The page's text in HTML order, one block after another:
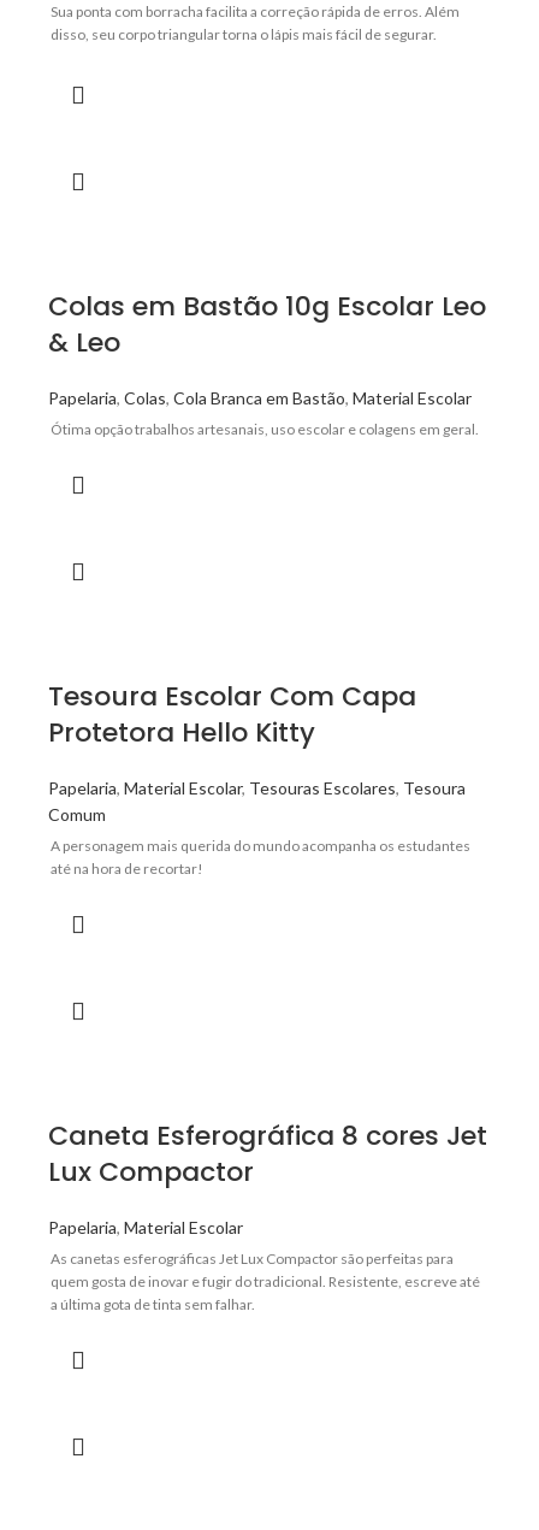
Sua ponta com borracha facilita a correção rápida de erros. Além
disso, seu corpo triangular torna o lápis mais fácil de segurar.
lápis corretamente. Sua forma ergonômica ajuda a dominar a pegada
Colas em Bastão 10g Escolar Leo
& Leo
Papelaria, Colas, Cola Branca em Bastão, Material Escolar
Ótima opção trabalhos artesanais, uso escolar e colagens em geral.
Tesoura Escolar Com Capa
Protetora Hello Kitty
Papelaria, Material Escolar, Tesouras Escolares, Tesoura
Comum
A personagem mais querida do mundo acompanha os estudantes
até na hora de recortar!
Caneta Esferográfica 8 cores Jet
Lux Compactor
Papelaria, Material Escolar
As canetas esferográficas Jet Lux Compactor são perfeitas para
quem gosta de inovar e fugir do tradicional. Resistente, escreve até
a última gota de tinta sem falhar.